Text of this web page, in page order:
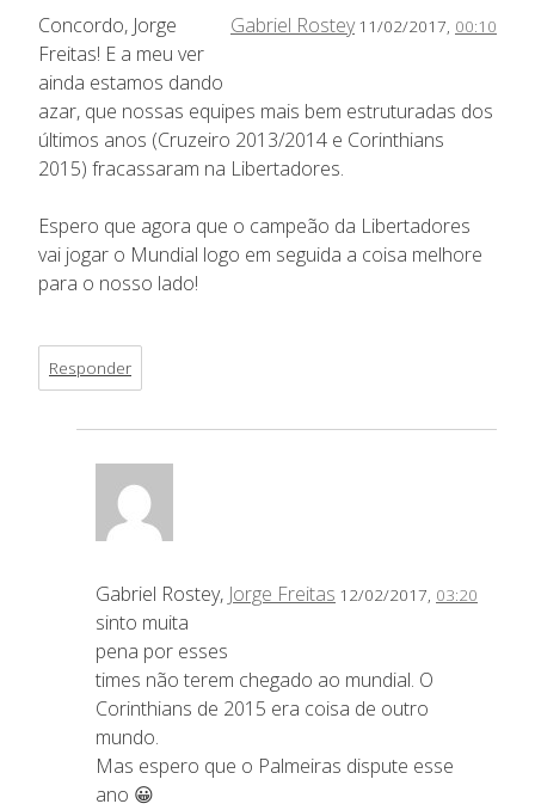
Gabriel Rostey 11/02/2017, 00:10
Concordo, Jorge
Freitas! E a meu ver
ainda estamos dando
azar, que nossas equipes mais bem estruturadas dos
últimos anos (Cruzeiro 2013/2014 e Corinthians
2015) fracassaram na Libertadores.
Espero que agora que o campeão da Libertadores
vai jogar o Mundial logo em seguida a coisa melhore
para o nosso lado!
Responder
Jorge Freitas 12/02/2017, 03:20
Gabriel Rostey,
sinto muita
pena por esses
times não terem chegado ao mundial. O
Corinthians de 2015 era coisa de outro
mundo.
Mas espero que o Palmeiras dispute esse
ano 😀